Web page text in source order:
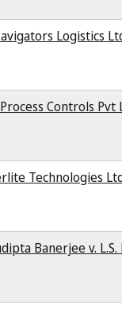
Logistics
Controls Pvt
Technologies
Banerjee v.